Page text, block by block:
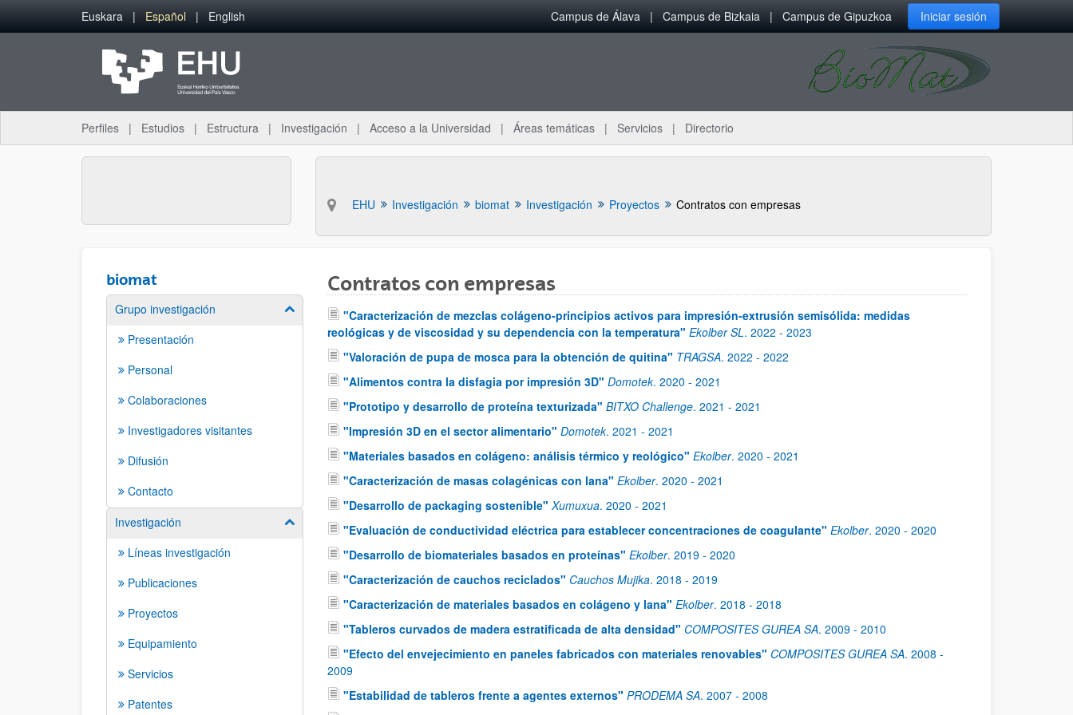
Saltar al contenido principal
Euskara Español English Campus de Álava Campus de Bizkaia Campus de Gipuzkoa Iniciar sesión
Perfiles Estudios Estructura Investigación Acceso a la Universidad Áreas temáticas Servicios Directorio
EHU Investigación biomat Investigación Proyectos Contratos con empresas
biomat
Grupo investigación Mostrar/ocultar subpáginas
Presentación
Personal
Colaboraciones
Investigadores visitantes
Difusión
Contacto
Investigación
Mostrar/ocultar subpáginas
Líneas investigación
Publicaciones
Proyectos
Equipamiento
Servicios
Patentes
Contratos con empresas
"Caracterización de mezclas colágeno-principios activos para impresión-extrusión semisólida: medidas
reológicas y de viscosidad y su dependencia con la temperatura" Ekolber SL. 2022 - 2023
"Valoración de pupa de mosca para la obtención de quitina" TRAGSA. 2022 - 2022
"Alimentos contra la disfagia por impresión 3D" Domotek. 2020 - 2021
"Prototipo y desarrollo de proteína texturizada" BITXO Challenge. 2021 - 2021
"Impresión 3D en el sector alimentario" Domotek. 2021 - 2021
"Materiales basados en colágeno: análisis térmico y reológico" Ekolber. 2020 - 2021
"Caracterización de masas colagénicas con lana" Ekolber. 2020 - 2021
"Desarrollo de packaging sostenible" Xumuxua. 2020 - 2021
"Evaluación de conductividad eléctrica para establecer concentraciones de coagulante" Ekolber. 2020 - 2020
"Desarrollo de biomateriales basados en proteínas" Ekolber. 2019 - 2020
"Caracterización de cauchos reciclados" Cauchos Mujika. 2018 - 2019
"Caracterización de materiales basados en colágeno y lana" Ekolber. 2018 - 2018
"Tableros curvados de madera estratificada de alta densidad" COMPOSITES GUREA SA. 2009 - 2010
"Efecto del envejecimiento en paneles fabricados con materiales renovables" COMPOSITES GUREA SA. 2008 -
2009
"Estabilidad de tableros frente a agentes externos" PRODEMA SA. 2007 - 2008